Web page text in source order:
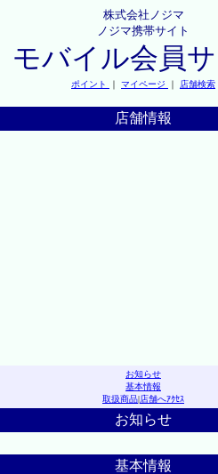
株式会社ノジマ
ノジマ携帯サイト
モバイル会員
ポイント ｜ マイページ ｜ 店舗検索
店舗情報
お知らせ
基本情報
取扱商品|店舗へｱｸｾｽ
お知らせ
基本情報